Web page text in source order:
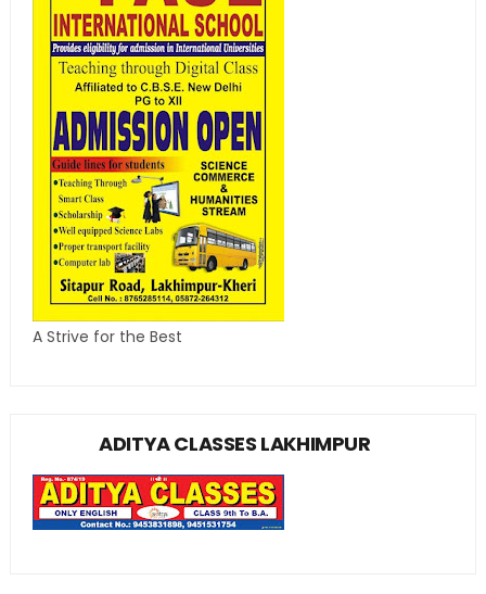
A Strive for the Best
ADITYA CLASSES LAKHIMPUR